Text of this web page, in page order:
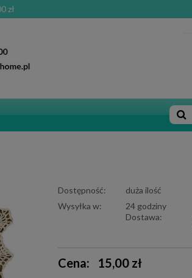
zł
Dostępność:
duża ilość
Wysyłka w:
24 godziny
Dostawa:
płatności
Cena: 15,00 zł